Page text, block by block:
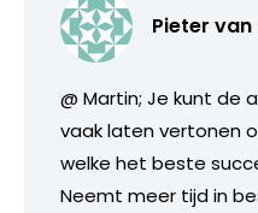
Pieter van
@ Martin; Je kunt
vaak laten vertonen
welke het beste
Neemt meer tijd in